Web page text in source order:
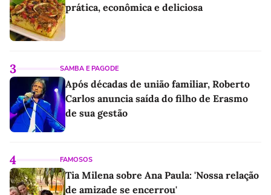
prática, econômica e deliciosa
3 SAMBA E PAGODE
Após décadas de união familiar, Roberto
Carlos anuncia saída do filho de Erasmo
de sua gestão
4 FAMOSOS
Tia Milena sobre Ana Paula: 'Nossa relação
de amizade se encerrou'